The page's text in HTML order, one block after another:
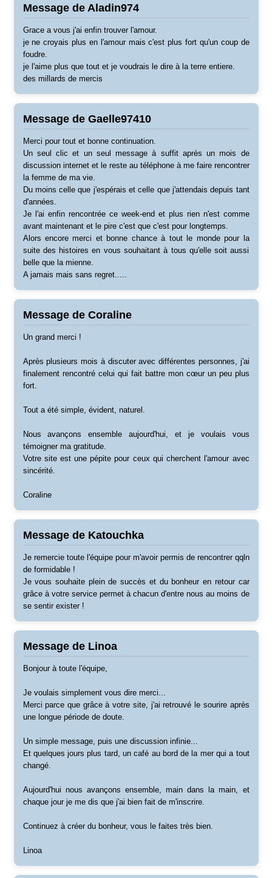
Message de Aladin974
Grace a vous j'ai enfin trouver l'amour.
je ne croyais plus en l'amour mais c'est plus fort qu'un coup de
foudre.
je l'aime plus que tout et je voudrais le dire à la terre entiere.
des millards de mercis
Message de Gaelle97410
Merci pour tout et bonne continuation.
Un seul clic et un seul message à suffit après un mois de
discussion internet et le reste au téléphone à me faire rencontrer
la femme de ma vie.
Du moins celle que j'espérais et celle que j'attendais depuis tant
d'années.
Je l'ai enfin rencontrée ce week-end et plus rien n'est comme
avant maintenant et le pire c'est que c'est pour longtemps.
Alors encore merci et bonne chance à tout le monde pour la
suite des histoires en vous souhaitant à tous qu'elle soit aussi
belle que la mienne.
A jamais mais sans regret.....
Message de Coraline
Un grand merci !
Après plusieurs mois à discuter avec différentes personnes, j'ai
finalement rencontré celui qui fait battre mon cœur un peu plus
fort.
Tout a été simple, évident, naturel.
Nous avançons ensemble aujourd'hui, et je voulais vous
témoigner ma gratitude.
Votre site est une pépite pour ceux qui cherchent l'amour avec
sincérité.
Coraline
Message de Katouchka
Je remercie toute l'équipe pour m'avoir permis de rencontrer qqln
de formidable !
Je vous souhaite plein de succès et du bonheur en retour car
grâce à votre service permet à chacun d'entre nous au moins de
se sentir exister !
Message de Linoa
Bonjour à toute l'équipe,
Je voulais simplement vous dire merci...
Merci parce que grâce à votre site, j'ai retrouvé le sourire après
une longue période de doute.
Un simple message, puis une discussion infinie...
Et quelques jours plus tard, un café au bord de la mer qui a tout
changé.
Aujourd'hui nous avançons ensemble, main dans la main, et
chaque jour je me dis que j'ai bien fait de m'inscrire.
Continuez à créer du bonheur, vous le faites très bien.
Linoa